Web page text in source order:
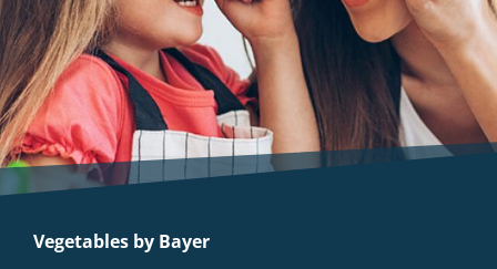
Vegetables by Bayer